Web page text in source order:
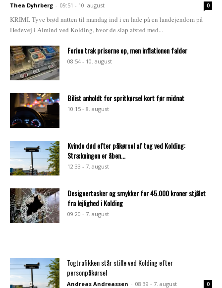
Thea Dyhrberg - 09:51 - 10. august 0
KRIMI. Tyve brød natten til mandag ind i en lade på en landejendom på
Hedevej i Almind ved Kolding, hvor de slap afsted med...
Ferien trak priserne op, men inflationen falder
08:54 - 10. august
Bilist anholdt for spritkørsel kort før midnat
10:15 - 8. august
Kvinde død efter påkørsel af tog ved Kolding:
Strækningen er åben...
12:33 - 7. august
Designertasker og smykker for 45.000 kroner stjålet
fra lejlighed i Kolding
09:20 - 7. august
Togtrafikken står stille ved Kolding efter
personpåkørsel
Andreas Andreassen - 08:39 - 7. august 0